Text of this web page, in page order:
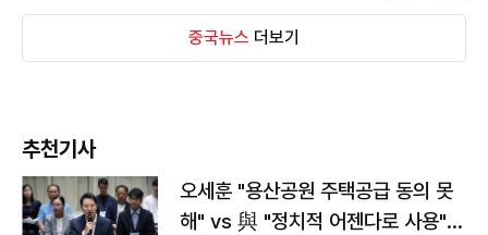
중국뉴스 더보기
추천기사
오세훈 "용산공원 주택공급 동의 못
해" vs 與 "정치적 어젠다로 사용"